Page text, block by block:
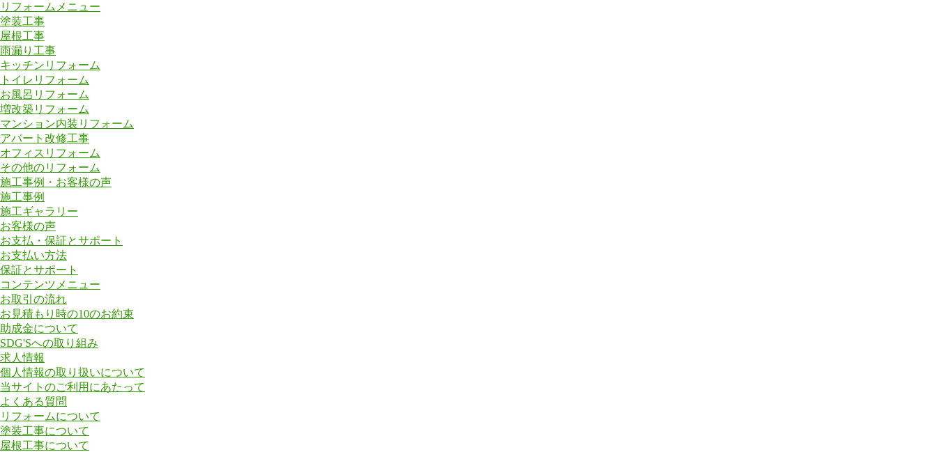
リフォームメニュー
塗装工事
屋根工事
雨漏り工事
キッチンリフォーム
トイレリフォーム
お風呂リフォーム
増改築リフォーム
マンション内装リフォーム
アパート改修工事
オフィスリフォーム
その他のリフォーム
施工事例・お客様の声
施工事例
施工ギャラリー
お客様の声
お支払・保証とサポート
お支払い方法
保証とサポート
コンテンツメニュー
お取引の流れ
お見積もり時の10のお約束
助成金について
SDG'Sへの取り組み
求人情報
個人情報の取り扱いについて
当サイトのご利用にあたって
よくある質問
リフォームについて
塗装工事について
屋根工事について